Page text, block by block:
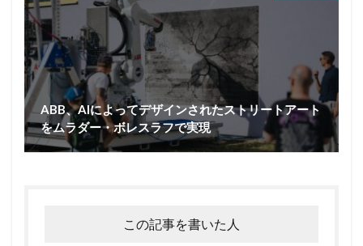
ABB、AIによってデザインされたストリートアート
をムラダー・ボレスラフで実現
この記事を書いた人